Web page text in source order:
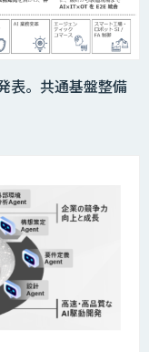
表。共通基盤整備